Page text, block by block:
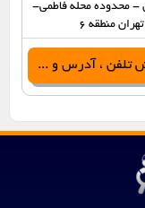
- محدوده محله فاطمی-
منطقه 6
تلفن ، آدرس و ...